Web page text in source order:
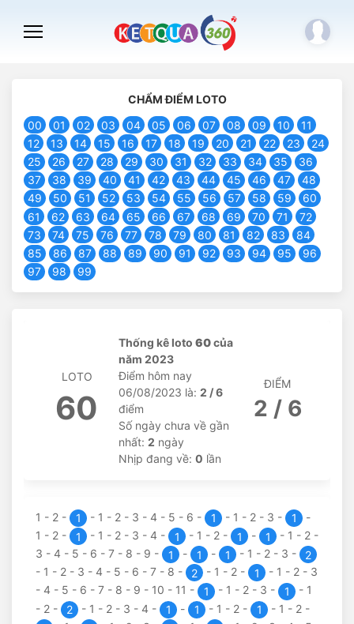
CHẨM ĐIỂM LOTO
00
01 02 03 04 05 06 07 08 09 10
11
12
13 14 15 16 17 18 19 20 21 22 23
24
25
26 27 28 29 30 31 32 33 34 35
36
37
38 39 40 41 42 43 44 45 46 47
48
49
50 51 52 53 54 55 56 57 58 59
60
61
62 63 64 65 66 67 68 69 70 71
72
73
74 75 76 77 78 79 80 81 82 83
84
85
86 87 88 89 90 91 92 93 94 95
96
97
98 99
LOTO
60
Thống kê loto 60của
năm 2023
Điểm hôm nay
06/08/2023 là: 2 / 6
điểm
Số ngày chưa về gần
nhất: 2 ngày
Nhịp đang về: 0 lần
ĐIỂM
2 / 6
1 - 2 - 1 - 1 - 2 - 3 - 4 - 5 - 6 - 1 - 1 - 2 - 3 - 1
-
1 - 2 - 1 - 1 - 2 - 3 - 4 - 1 - 1 - 2 - 1 - 1 - 1 - 2 -
3 - 4 - 5 - 6 - 7 - 8 - 9 - 1 - 1 - 1 - 1 - 2 - 3 -
2
- 1 - 2 - 3 - 4 - 5 - 6 - 7 - 8 - 2 - 1 - 2 - 1 - 1 - 2 - 3
- 4 - 5 - 6 - 7 - 8 - 9 - 10 - 11 - 1 - 1 - 2 - 3 - 1 - 1
- 2 - 2 - 1 - 2 - 3 - 4 - 1 - 1 - 1 - 2 - 1 - 1 - 2 -